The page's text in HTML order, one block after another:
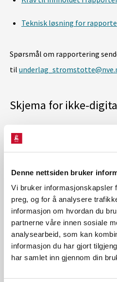
Denne nettsiden bruker
Vi bruker informasjonskapsler
preg, og for å analysere
informasjon om hvordan du
partnerne våre innen sosiale
analysearbeid, som kan
informasjon du har gjort
har samlet inn gjennom din
Teknisk løsning for
Spørsmål om rapportering
til
Skjema for ikke-
Maler som nettselskapene
kunder. Nettselskapene er
Bokmål: skjemapakke for
filer i en zip-fil)
Nynorsk: skjemapakke for
filer i en zip-fil)